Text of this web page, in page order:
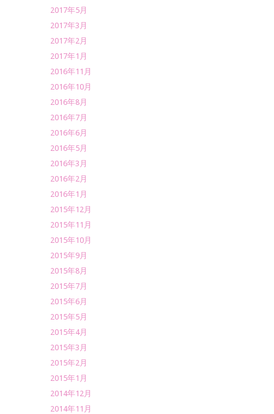
2017年5月
2017年3月
2017年2月
2017年1月
2016年11月
2016年10月
2016年8月
2016年7月
2016年6月
2016年5月
2016年3月
2016年2月
2016年1月
2015年12月
2015年11月
2015年10月
2015年9月
2015年8月
2015年7月
2015年6月
2015年5月
2015年4月
2015年3月
2015年2月
2015年1月
2014年12月
2014年11月